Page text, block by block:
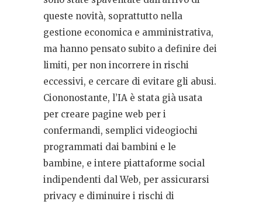
queste novità, soprattutto nella
gestione economica e amministrativa,
ma hanno pensato subito a definire dei
limiti, per non incorrere in rischi
eccessivi, e cercare di evitare gli abusi.
Ciononostante, l’IA è stata già usata
per creare pagine web per i
confermandi, semplici videogiochi
programmati dai bambini e le
bambine, e intere piattaforme social
indipendenti dal Web, per assicurarsi
privacy e diminuire i rischi di